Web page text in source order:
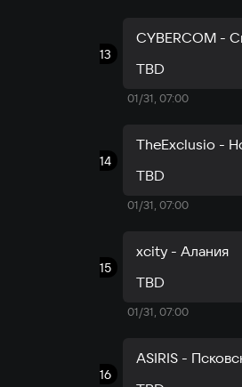
13
TBD
01/31, 07:00
14
TBD
01/31, 07:00
15
xcity - Алания
TBD
01/31, 07:00
16